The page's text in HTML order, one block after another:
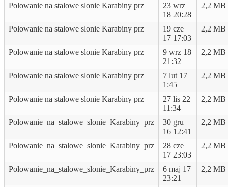
Polowanie na stalowe slonie Karabiny prz
23 wrz
18 20:28
2,2 MB
Polowanie na stalowe slonie Karabiny prz
19 cze
17 17:03
2,2 MB
Polowanie na stalowe slonie Karabiny prz
9 wrz 18
21:32
2,2 MB
Polowanie na stalowe slonie Karabiny prz
7 lut 17
1:45
2,2 MB
Polowanie na stalowe slonie Karabiny prz
27 lis 22
11:34
2,2 MB
Polowanie_na_stalowe_slonie_Karabiny_prz
30 gru
16 12:41
2,2 MB
Polowanie_na_stalowe_slonie_Karabiny_prz
28 cze
17 23:03
2,2 MB
Polowanie_na_stalowe_slonie_Karabiny_prz
6 maj 17
23:21
2,2 MB